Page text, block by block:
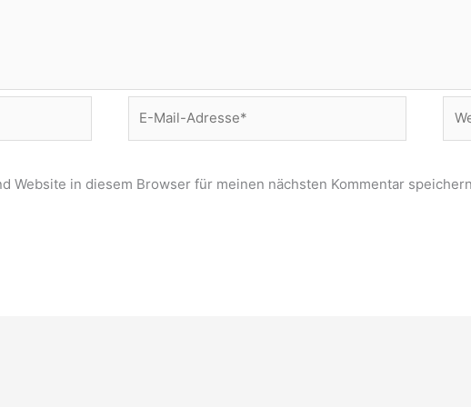
Mail-
Website in diesem Browser für meinen nächsten Kommentar